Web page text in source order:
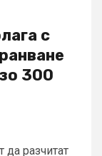
с
300
разчитат